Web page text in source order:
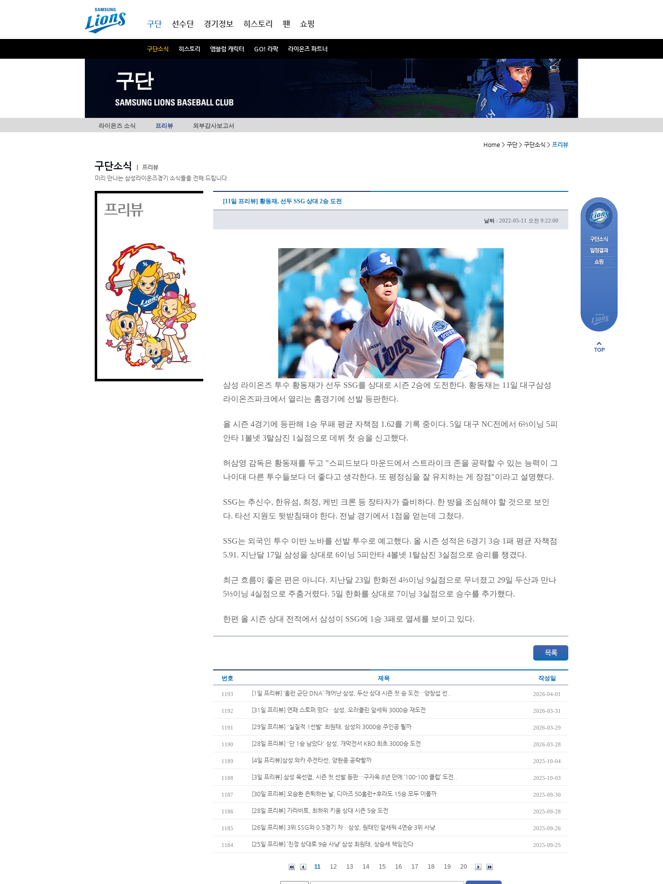
구단
구단소식 히스토리 엠블럼 캐릭터 GO! 라팍 라이온즈 파트너
선수단 경기정보 히스토리 팬 쇼핑
구단
라이온즈 소식 프리뷰 외부감사보고서
Home > 구단 > 구단소식 > 프리뷰
구단소식
프리뷰
미리 만나는 삼성라이온즈경기 소식들을 전해 드립니다.
프리뷰 [11일 프리뷰] 황동재, 선두 SSG 상대 2승 도전
날짜 : 2022-05-11 오전 9:22:00
삼성 라이온즈 투수 황동재가 선두 SSG를 상대로 시즌 2승에 도전한다. 황동재는 11일 대구삼성
라이온즈파크에서 열리는 홈경기에 선발 등판한다.
올 시즌 4경기에 등판해 1승 무패 평균 자책점 1.62를 기록 중이다. 5일 대구 NC전에서 6⅔이닝 5피
안타 1볼넷 3탈삼진 1실점으로 데뷔 첫 승을 신고했다.
허삼영 감독은 황동재를 두고 "스피드보다 마운드에서 스트라이크 존을 공략할 수 있는 능력이 그
나이대 다른 투수들보다 더 좋다고 생각한다. 또 평정심을 잘 유지하는 게 장점"이라고 설명했다.
SSG는 추신수, 한유섬, 최정, 케빈 크론 등 장타자가 즐비하다. 한 방을 조심해야 할 것으로 보인
다. 타선 지원도 뒷받침돼야 한다. 전날 경기에서 1점을 얻는데 그쳤다.
SSG는 외국인 투수 이반 노바를 선발 투수로 예고했다. 올 시즌 성적은 6경기 3승 1패 평균 자책점
5.91. 지난달 17일 삼성을 상대로 6이닝 5피안타 4볼넷 1탈삼진 3실점으로 승리를 챙겼다.
최근 흐름이 좋은 편은 아니다. 지난달 23일 한화전 4⅔이닝 9실점으로 무너졌고 29일 두산과 만나
5⅓이닝 4실점으로 주춤거렸다. 5일 한화를 상대로 7이닝 3실점으로 승수를 추가했다.
한편 올 시즌 상대 전적에서 삼성이 SSG에 1승 3패로 열세를 보이고 있다.
번호 제목 작성일
1193 [1일 프리뷰] ‘홈런 군단 DNA’ 깨어난 삼성, 두산 상대 시즌 첫 승 도전…양창섭 선.. 2026-04-01
1192 [31일 프리뷰] 연패 스토퍼 떴다…삼성, 오러클린 앞세워 3000승 재도전 2026-03-31
1191 [29일 프리뷰] '실질적 1선발' 최원태, 삼성의 3000승 주인공 될까 2026-03-29
1190 [28일 프리뷰] '단 1승 남았다' 삼성, 개막전서 KBO 최초 3000승 도전 2026-03-28
1189 [4일 프리뷰]삼성 와카 주전타선, 양현종 공략할까 2025-10-04
1188 [3일 프리뷰] 삼성 육선엽, 시즌 첫 선발 등판…구자욱 8년 만에 ‘100-100 클럽’ 도전.. 2025-10-03
1187 [30일 프리뷰] 오승환 은퇴하는 날, 디아즈 50홈런+후라도 15승 모두 이룰까 2025-09-30
1186 [28일 프리뷰] 가라비토, 최하위 키움 상대 시즌 5승 도전 2025-09-28
1185 [26일 프리뷰] 3위 SSG와 0.5경기 차…삼성, 원태인 앞세워 4연승·3위 사냥 2025-09-26
1184 [25일 프리뷰] ‘친정 상대로 9승 사냥’ 삼성 최원태, 상승세 책임진다 2025-09-25
11 12 13 14 15 16 17 18 19 20